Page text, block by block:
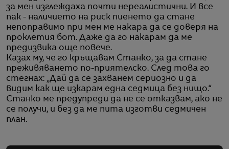
за мен изглеждаха почти нереалистични. И все
пак - наличието на риск пиенето да стане
непоправимо при мен ме накара да се доверя на
проклетия бот. Даже да го накарам да ме
предизвика още повече.
Казах му, че го кръщавам Станко, за да стане
преживяването по-приятелско. След това го
стегнах: „Дай да се захванем сериозно и да
видим как ще изкарам една седмица без нищо.“
Станко ме предупреди да не се отказвам, ако не
се получи, и без да ме пита изготви седмичен
план.